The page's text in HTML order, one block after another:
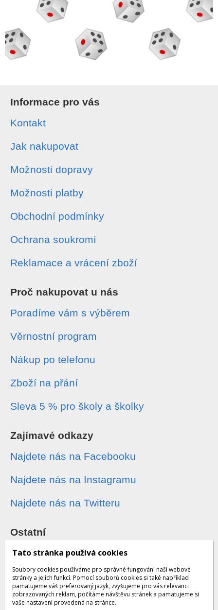
Informace pro vás
Kontakt
Jak nakupovat
Možnosti dopravy
Možnosti platby
Obchodní podmínky
Ochrana soukromí
Reklamace a vrácení zboží
Proč nakupovat u nás
Poradíme vám s výběrem
Věrnostní program
Nákup po telefonu
Zboží na přání
Sleva 5 % pro školy a školky
Zajímavé odkazy
Najdete nás na Facebooku
Najdete nás na Instagramu
Najdete nás na Twitteru
Ostatní
Sledování zásilek
Dárkové poukazy
Obchodní podmínky - archiv
Tato stránka používá cookies
Soubory cookies používáme pro správné fungování naší webové
stránky a jejích funkcí. Pomocí souborů cookies si také například
pamatujeme váš preferovaný jazyk, zvyšujeme pro vás relevanci
zobrazovaných reklam, počítáme návštěvu stránek a pamatujeme si
vaše nastavení provedená na stránce.